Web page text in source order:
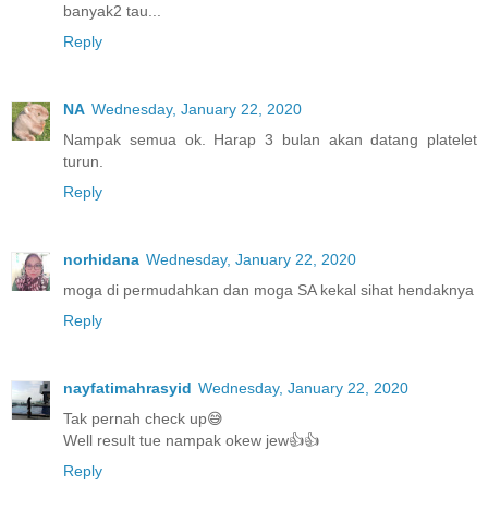
banyak2 tau...
Reply
NA Wednesday, January 22, 2020
Nampak semua ok. Harap 3 bulan akan datang platelet
turun.
Reply
norhidana Wednesday, January 22, 2020
moga di permudahkan dan moga SA kekal sihat hendaknya
Reply
nayfatimahrasyid Wednesday, January 22, 2020
Tak pernah check up😅
Well result tue nampak okew jew👍👍
Reply